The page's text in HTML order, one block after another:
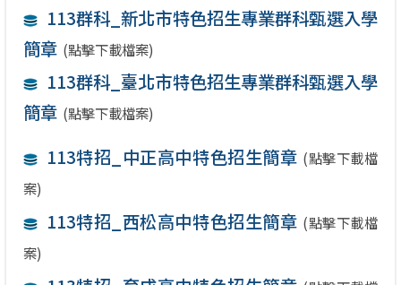
113群科_新北市特色招生專業群科甄選入學
簡章 (點擊下載檔案)
113群科_臺北市特色招生專業群科甄選入學
簡章 (點擊下載檔案)
113特招_中正高中特色招生簡章 (點擊下載檔
案)
113特招_西松高中特色招生簡章 (點擊下載檔
案)